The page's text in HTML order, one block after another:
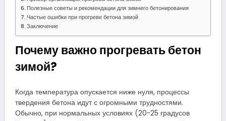
Полезные советы и рекомендации для зимнего бетонирования
Частые ошибки при прогреве бетона зимой
Заключение
Почему важно прогревать бетон
зимой?
Когда температура опускается ниже нуля, процессы
твердения бетона идут с огромными трудностями.
Обычно, при нормальных условиях (20-25 градусов